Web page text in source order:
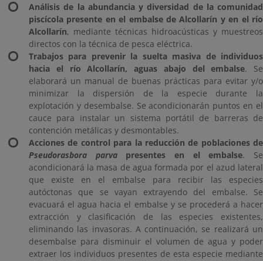
Análisis de la abundancia y diversidad de la comunidad
piscícola presente en el embalse de Alcollarín y en el río
Alcollarín, mediante técnicas hidroacústicas y muestreos
directos con la técnica de pesca eléctrica.
Trabajos para prevenir la suelta masiva de individuos
hacia el río Alcollarín, aguas abajo del embalse. Se
elaborará un manual de buenas prácticas para evitar y/o
minimizar la dispersión de la especie durante la
explotación y desembalse. Se acondicionarán puntos en el
cauce para instalar un sistema portátil de barreras de
contención metálicas y desmontables.
Acciones de control para la reducción de poblaciones de
Pseudorasbora parvapresentes en el embalse. Se
acondicionará la masa de agua formada por el azud lateral
que existe en el embalse para recibir las especies
autóctonas que se vayan extrayendo del embalse. Se
evacuará el agua hacia el embalse y se procederá a hacer
extracción y clasificación de las especies existentes,
eliminando las invasoras. A continuación, se realizará un
desembalse para disminuir el volumen de agua y poder
extraer los individuos presentes de esta especie mediante